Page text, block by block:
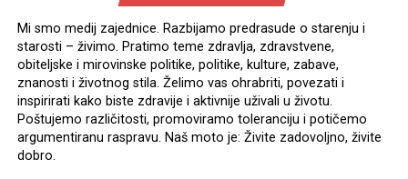
Mi smo medij zajednice. Razbijamo predrasude o starenju i
starosti – živimo. Pratimo teme zdravlja, zdravstvene,
obiteljske i mirovinske politike, politike, kulture, zabave,
znanosti i životnog stila. Želimo vas ohrabriti, povezati i
inspirirati kako biste zdravije i aktivnije uživali u životu.
Poštujemo različitosti, promoviramo toleranciju i potičemo
argumentiranu raspravu. Naš moto je: Živite zadovoljno, živite
dobro.